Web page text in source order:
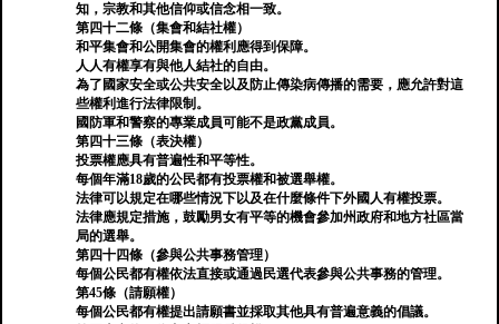
知，宗教和其他信仰或信念相一致。
第四十二條（集會和結社權）
和平集會和公開集會的權利應得到保障。
人人有權享有與他人結社的自由。
為了國家安全或公共安全以及防止傳染病傳播的需要，應允許對這
些權利進行法律限制。
國防軍和警察的專業成員可能不是政黨成員。
第四十三條（表決權）
投票權應具有普遍性和平等性。
每個年滿18歲的公民都有投票權和被選舉權。
法律可以規定在哪些情況下以及在什麼條件下外國人有權投票。
法律應規定措施，鼓勵男女有平等的機會參加州政府和地方社區當
局的選舉。
第四十四條（參與公共事務管理）
每個公民都有權依法直接或通過民選代表參與公共事務的管理。
第45條（請願權）
每個公民都有權提出請願書並採取其他具有普遍意義的倡議。